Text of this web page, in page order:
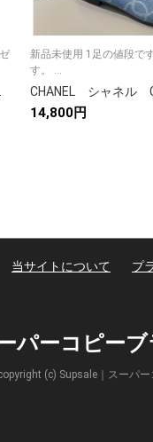
新品未使用 1足の値段です。選べる2色ございま
す。 ...
14,800円
当サイトについて プ
パーコピー
(c) Supsale｜スーパ